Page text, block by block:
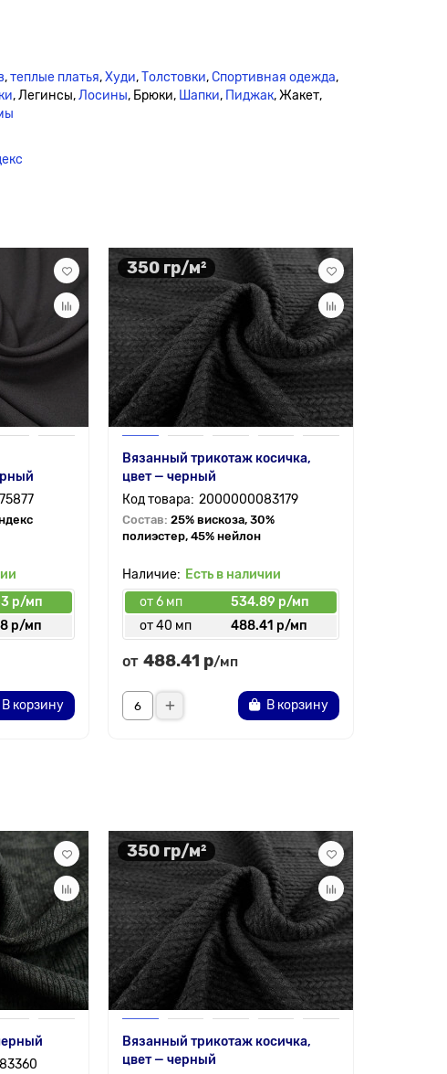
,теплые платья,Худи,Толстовки,Спортивная одежда,
, Легинсы,Лосины, Брюки, Шапки, Пиджак, Жакет,
р/мп
р/мп
В корзину
350 гр/м²
Вязанный трикотаж косичка,
цвет — черный
2000000083179
Состав: 25% вискоза, 30%
полиэстер, 45% нейлон
Есть в наличии
от 6 мп
534.89 р/мп
от 40 мп
488.41 р/мп
от 488.41 р/мп
В корзину
350 гр/м²
Вязанный трикотаж косичка,
цвет — черный